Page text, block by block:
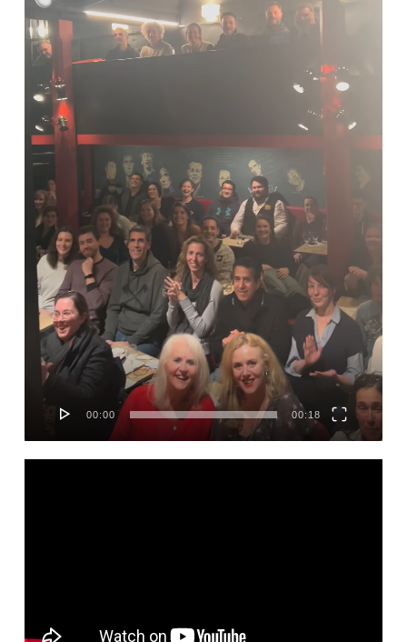
00:00 00:18